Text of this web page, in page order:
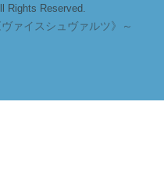
Rights Reserved.
ァイスシュヴァルツ》～